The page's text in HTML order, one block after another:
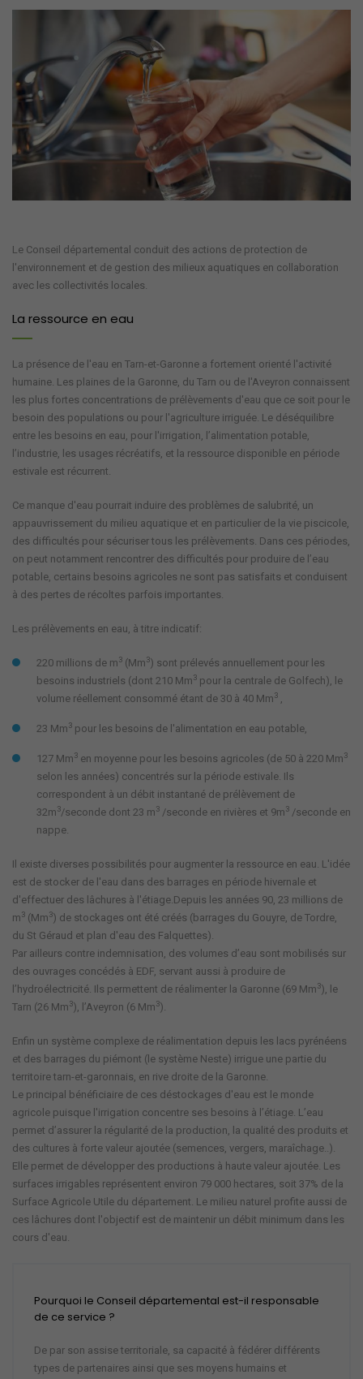
Le Conseil départemental conduit des actions de protection de
l'environnement et de gestion des milieux aquatiques en collaboration
avec les collectivités locales.
La ressource en eau
La présence de l'eau en Tarn-et-Garonne a fortement orienté l'activité
humaine. Les plaines de la Garonne, du Tarn ou de l'Aveyron connaissent
les plus fortes concentrations de prélèvements d'eau que ce soit pour le
besoin des populations ou pour l'agriculture irriguée. Le déséquilibre
entre les besoins en eau, pour l'irrigation, l’alimentation potable,
l’industrie, les usages récréatifs, et la ressource disponible en période
estivale est récurrent.
Ce manque d'eau pourrait induire des problèmes de salubrité, un
appauvrissement du milieu aquatique et en particulier de la vie piscicole,
des difficultés pour sécuriser tous les prélèvements. Dans ces périodes,
on peut notamment rencontrer des difficultés pour produire de l’eau
potable, certains besoins agricoles ne sont pas satisfaits et conduisent
à des pertes de récoltes parfois importantes.
Les prélèvements en eau, à titre indicatif:
220 millions de m3 (Mm3) sont prélevés annuellement pour les
besoins industriels (dont 210 Mm3 pour la centrale de Golfech), le
volume réellement consommé étant de 30 à 40 Mm3 ,
23 Mm3 pour les besoins de l'alimentation en eau potable,
127 Mm3 en moyenne pour les besoins agricoles (de 50 à 220 Mm3
selon les années) concentrés sur la période estivale. Ils
correspondent à un débit instantané de prélèvement de
32m3/seconde dont 23 m3 /seconde en rivières et 9m3 /seconde en
nappe.
Il existe diverses possibilités pour augmenter la ressource en eau. L'idée
est de stocker de l'eau dans des barrages en période hivernale et
d'effectuer des lâchures à l'étiage.Depuis les années 90, 23 millions de
m3 (Mm3) de stockages ont été créés (barrages du Gouyre, de Tordre,
du St Géraud et plan d'eau des Falquettes).
Par ailleurs contre indemnisation, des volumes d’eau sont mobilisés sur
des ouvrages concédés à EDF, servant aussi à produire de
l’hydroélectricité. Ils permettent de réalimenter la Garonne (69 Mm3), le
Tarn (26 Mm3), l’Aveyron (6 Mm3).
Enfin un système complexe de réalimentation depuis les lacs pyrénéens
et des barrages du piémont (le système Neste) irrigue une partie du
territoire tarn-et-garonnais, en rive droite de la Garonne.
Le principal bénéficiaire de ces déstockages d'eau est le monde
agricole puisque l'irrigation concentre ses besoins à l’étiage. L’eau
permet d’assurer la régularité de la production, la qualité des produits et
des cultures à forte valeur ajoutée (semences, vergers, maraîchage..).
Elle permet de développer des productions à haute valeur ajoutée. Les
surfaces irrigables représentent environ 79 000 hectares, soit 37% de la
Surface Agricole Utile du département. Le milieu naturel profite aussi de
ces lâchures dont l'objectif est de maintenir un débit minimum dans les
cours d'eau.
Pourquoi le Conseil départemental est-il responsable
de ce service ?
De par son assise territoriale, sa capacité à fédérer différents
types de partenaires ainsi que ses moyens humains et